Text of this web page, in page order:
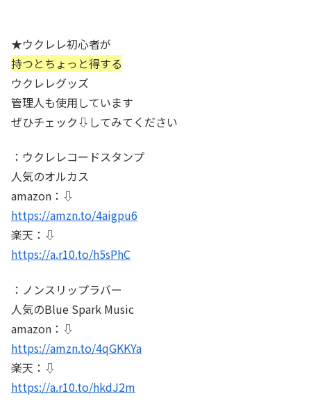
★ウクレレ初心者が
持つとちょっと得する
ウクレレグッズ
管理人も使用しています
ぜひチェック⇩してみてください
：ウクレレコードスタンプ
人気のオルカス
amazon：⇩
https://amzn.to/4aigpu6
楽天：⇩
https://a.r10.to/h5sPhC
：ノンスリップラバー
人気のBlue Spark Music
amazon：⇩
https://amzn.to/4qGKKYa
楽天：⇩
https://a.r10.to/hkdJ2m